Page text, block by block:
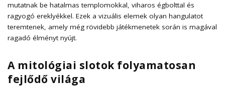
mutatnak be hatalmas templomokkal, viharos égbolttal és
ragyogó ereklyékkel. Ezek a vizuális elemek olyan hangulatot
teremtenek, amely még rövidebb játékmenetek során is magával
ragadó élményt nyújt.
A mitológiai slotok folyamatosan
fejlődő világa